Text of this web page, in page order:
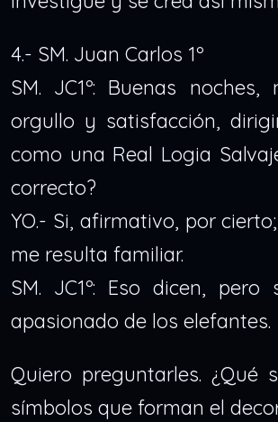
4.- SM. Juan Carlos 1º
SM. JC1º: Buenas
orgullo y satisfacción,
como una Real Logia
correcto?
YO.- Si, afirmativo, por
me resulta familiar.
SM. JC1º: Eso dicen,
apasionado de los elefantes.
Quiero preguntarles. ¿Qué
símbolos que forman el